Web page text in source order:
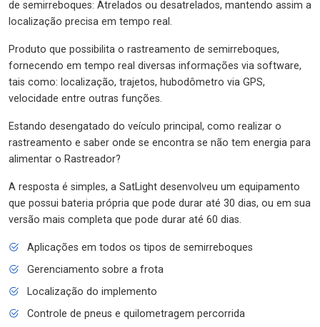
de semirreboques: Atrelados ou desatrelados, mantendo assim a
localização precisa em tempo real.
Produto que possibilita o rastreamento de semirreboques,
fornecendo em tempo real diversas informações via software,
tais como: localização, trajetos, hubodômetro via GPS,
velocidade entre outras funções.
Estando desengatado do veículo principal, como realizar o
rastreamento e saber onde se encontra se não tem energia para
alimentar o Rastreador?
A resposta é simples, a SatLight desenvolveu um equipamento
que possui bateria própria que pode durar até 30 dias, ou em sua
versão mais completa que pode durar até 60 dias.
Aplicações em todos os tipos de semirreboques
Gerenciamento sobre a frota
Localização do implemento
Controle de pneus e quilometragem percorrida